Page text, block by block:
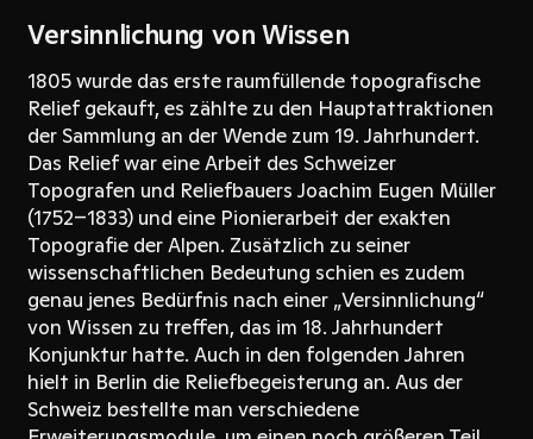
Versinnlichung von Wissen
1805 wurde das erste raumfüllende topografische
Relief gekauft, es zählte zu den Hauptattraktionen
der Sammlung an der Wende zum 19. Jahrhundert.
Das Relief war eine Arbeit des Schweizer
Topografen und Reliefbauers Joachim Eugen Müller
(1752–1833) und eine Pionierarbeit der exakten
Topografie der Alpen. Zusätzlich zu seiner
wissenschaftlichen Bedeutung schien es zudem
genau jenes Bedürfnis nach einer „Versinnlichung“
von Wissen zu treffen, das im 18. Jahrhundert
Konjunktur hatte. Auch in den folgenden Jahren
hielt in Berlin die Reliefbegeisterung an. Aus der
Schweiz bestellte man verschiedene